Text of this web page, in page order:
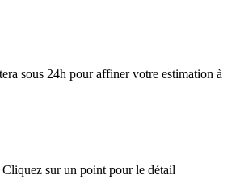
sous 24h pour affiner votre estimation à
Cliquez sur un point pour le détail